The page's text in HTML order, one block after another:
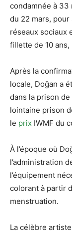
condamnée à 33
du 22 mars,
réseaux sociaux
fillette de 10 ans,
Après la
locale, Doğan a
dans la prison
lointaine prison
le prix IWMF du
À l’époque où
l’administration
l’équipement
colorant à partir
menstruation.
La célèbre